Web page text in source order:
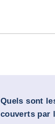
Quels sont
couverts par